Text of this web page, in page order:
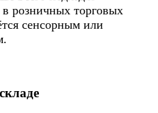
розничных торговых
сенсорным или